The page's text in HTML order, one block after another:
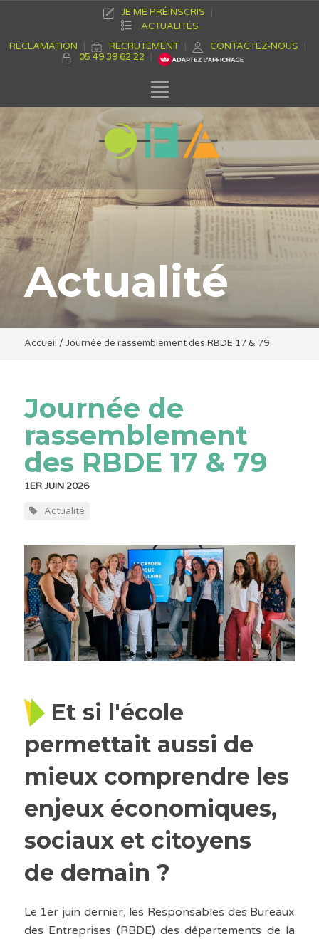
JE ME PRÉINSCRIS
ACTUALITÉS
RÉCLAMATION
RECRUTEMENT
CONTACTEZ-NOUS
05 49 39 62 22
Actualité
Accueil / Journée de rassemblement des RBDE 17 & 79
Journée de
rassemblement
des RBDE 17 & 79
1ER JUIN 2026
Actualité
Et si l'école
permettait aussi de
mieux comprendre les
enjeux économiques,
sociaux et citoyens
de demain ?
Le 1er juin dernier, les Responsables des Bureaux
des Entreprises (RBDE) des départements de la